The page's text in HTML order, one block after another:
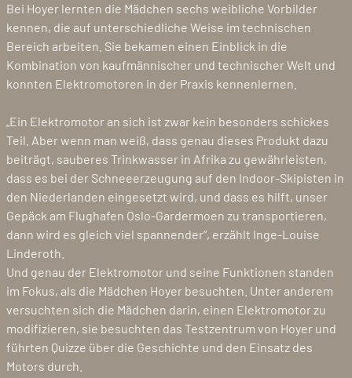
Bei Hoyer lernten die Mädchen sechs weibliche Vorbilder
kennen, die auf unterschiedliche Weise im technischen
Bereich arbeiten. Sie bekamen einen Einblick in die
Kombination von kaufmännischer und technischer Welt und
konnten Elektromotoren in der Praxis kennenlernen.
„Ein Elektromotor an sich ist zwar kein besonders schickes
Teil. Aber wenn man weiß, dass genau dieses Produkt dazu
beiträgt, sauberes Trinkwasser in Afrika zu gewährleisten,
dass es bei der Schneeerzeugung auf den Indoor-Skipisten in
den Niederlanden eingesetzt wird, und dass es hilft, unser
Gepäck am Flughafen Oslo-Gardermoen zu transportieren,
dann wird es gleich viel spannender“, erzählt Inge-Louise
Linderoth.
Und genau der Elektromotor und seine Funktionen standen
im Fokus, als die Mädchen Hoyer besuchten. Unter anderem
versuchten sich die Mädchen darin, einen Elektromotor zu
modifizieren, sie besuchten das Testzentrum von Hoyer und
führten Quizze über die Geschichte und den Einsatz des
Motors durch.